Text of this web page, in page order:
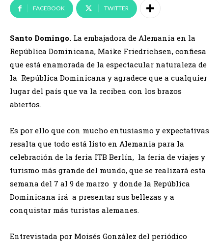
FACEBOOK TWITTER
Santo Domingo. La embajadora de Alemania en la
República Dominicana, Maike Friedrichsen, confiesa
que está enamorada de la espectacular naturaleza de
la República Dominicana y agradece que a cualquier
lugar del país que va la reciben con los brazos
abiertos.
Es por ello que con mucho entusiasmo y expectativas
resalta que todo está listo en Alemania para la
celebración de la feria ITB Berlín, la feria de viajes y
turismo más grande del mundo, que se realizará esta
semana del 7 al 9 de marzo y donde la República
Dominicana irá a presentar sus bellezas y a
conquistar más turistas alemanes.
Entrevistada por Moisés González del periódico